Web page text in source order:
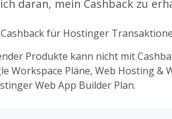
daran, mein Cashback zu
für Hostinger
Produkte kann nicht mit
Workspace Pläne, Web Hosting &
Web App Builder Plan.